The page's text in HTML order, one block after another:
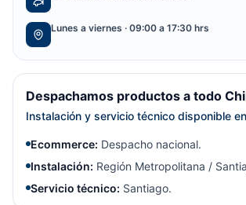
Lunes a viernes · 09:00 a 17:30 hrs
Despachamos productos a todo
Instalación y servicio técnico disponible
Ecommerce: Despacho nacional.
Instalación: Región Metropolitana /
Servicio técnico: Santiago.